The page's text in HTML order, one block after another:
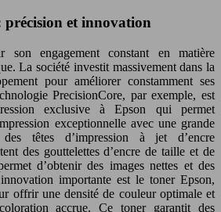
précision et innovation
son engagement constant en matière
La société investit massivement dans la
pour améliorer constamment ses
PrecisionCore, par exemple, est
exclusive à Epson qui permet
exceptionnelle avec une grande
têtes d’impression à jet d’encre
des gouttelettes d’encre de taille et de
d’obtenir des images nettes et des
importante est le toner Epson,
offrir une densité de couleur optimale et
accrue. Ce toner garantit des